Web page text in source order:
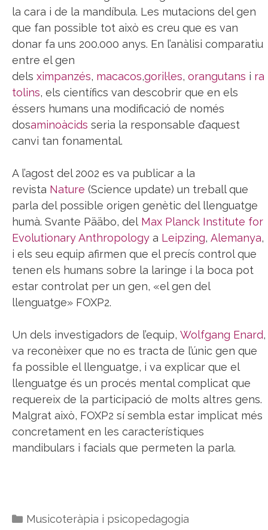
la cara i de la mandíbula. Les mutacions del gen
que fan possible tot això es creu que es van
donar fa uns 200.000 anys. En l’anàlisi comparatiu
entre el gen
dels ximpanzés, macacos,goril·les, orangutans i ra
tolins, els científics van descobrir que en els
éssers humans una modificació de només
dosaminoàcids seria la responsable d’aquest
canvi tan fonamental.
A l’agost del 2002 es va publicar a la
revista Nature (Science update) un treball que
parla del possible origen genètic del llenguatge
humà. Svante Pääbo, del Max Planck Institute for
Evolutionary Anthropology a Leipzing, Alemanya,
i els seu equip afirmen que el precís control que
tenen els humans sobre la laringe i la boca pot
estar controlat per un gen, «el gen del
llenguatge» FOXP2.
Un dels investigadors de l’equip, Wolfgang Enard,
va reconèixer que no es tracta de l’únic gen que
fa possible el llenguatge, i va explicar que el
llenguatge és un procés mental complicat que
requereix de la participació de molts altres gens.
Malgrat això, FOXP2 sí sembla estar implicat més
concretament en les característiques
mandibulars i facials que permeten la parla.
Categories
Musicoteràpia i psicopedagogia